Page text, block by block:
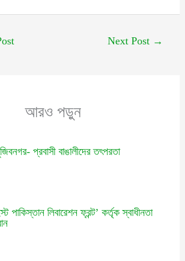
Next Post →
আরও পড়ুন
প্রবাসী বাঙালীদের তৎপরতা
পাকিস্তান লিবারেশন ফ্রন্ট’ কর্তৃক স্বাধীনতা